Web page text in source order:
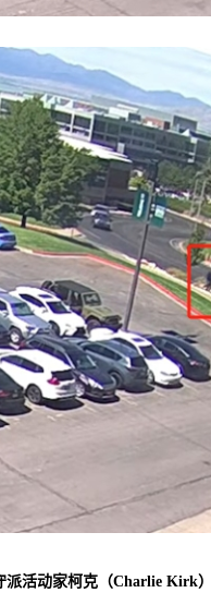
活动家柯克（Charlie Kirk